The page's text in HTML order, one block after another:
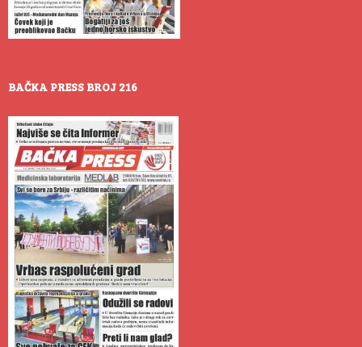
BAČKA PRESS BROJ 216